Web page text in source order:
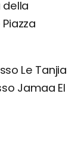
della
Le Tanjia
Jamaa El